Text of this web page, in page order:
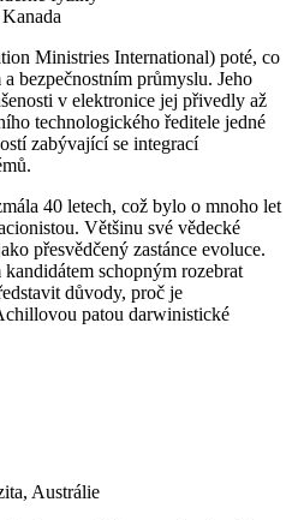
Ministries International) poté, co
bezpečnostním průmyslu. Jeho
v elektronice jej přivedly až
technologického ředitele jedné
zabývající se integrací
40 letech, což bylo o mnoho let
Většinu své vědecké
přesvědčený zastánce evoluce.
schopným rozebrat
důvody, proč je
patou darwinistické
Austrálie